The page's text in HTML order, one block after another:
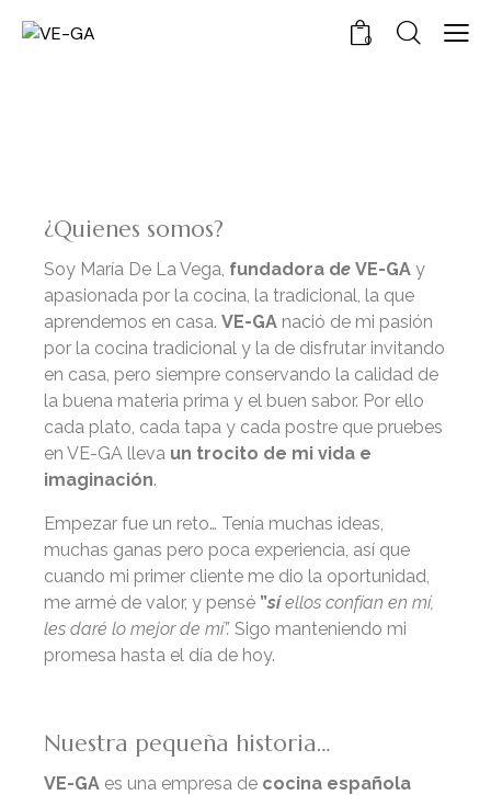
0
¿Quienes somos?
Soy María De La Vega, fundadora de VE-GA y
apasionada por la cocina, la tradicional, la que
aprendemos en casa. VE-GA nació de mi pasión
por la cocina tradicional y la de disfrutar invitando
en casa, pero siempre conservando la calidad de
la buena materia prima y el buen sabor. Por ello
cada plato, cada tapa y cada postre que pruebes
en VE-GA lleva un trocito de mi vida e
imaginación.
Empezar fue un reto… Tenía muchas ideas,
muchas ganas pero poca experiencia, así que
cuando mi primer cliente me dio la oportunidad,
me armé de valor, y pensé ”síellos confían en mí,
les daré lo mejor de mí”. Sigo manteniendo mi
promesa hasta el día de hoy.
Nuestra pequeña historia…
VE-GA es una empresa de cocina española